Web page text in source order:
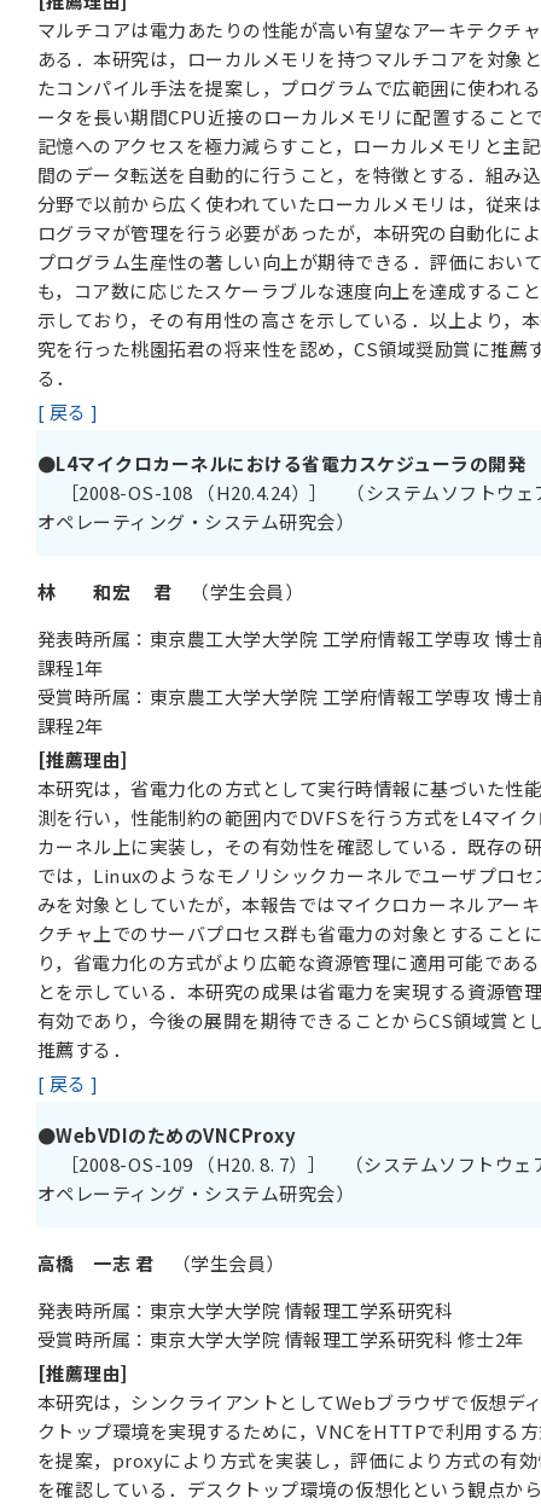
マルチコアは電力あたりの性能が高い有望なアーキテクチ
ある．本研究は，ローカルメモリを持つマルチコアを対象
たコンパイル手法を提案し，プログラムで広範囲に使われ
ータを長い期間CPU近接のローカルメモリに配置すること
記憶へのアクセスを極力減らすこと，ローカルメモリと主
間のデータ転送を自動的に行うこと，を特徴とする．組み
分野で以前から広く使われていたローカルメモリは，従来
ログラマが管理を行う必要があったが，本研究の自動化に
プログラム生産性の著しい向上が期待できる．評価におい
も，コア数に応じたスケーラブルな速度向上を達成するこ
示しており，その有用性の高さを示している．以上より，
究を行った桃園拓君の将来性を認め，CS領域奨励賞に推薦
る．
[ 戻る ]
●L4マイクロカーネルにおける省電力スケジューラの開発
［2008-OS-108 （H20.4.24）］ （システムソフトウェ
オペレーティング・システム研究会）
林 和宏 君 （学生会員）
発表時所属：東京農工大学大学院 工学府情報工学専攻 博士
課程1年
受賞時所属：東京農工大学大学院 工学府情報工学専攻 博士
課程2年
[推薦理由]
本研究は，省電力化の方式として実行時情報に基づいた性
測を行い，性能制約の範囲内でDVFSを行う方式をL4マイ
カーネル上に実装し，その有効性を確認している．既存の
では，Linuxのようなモノリシックカーネルでユーザプロセ
みを対象としていたが，本報告ではマイクロカーネルアー
クチャ上でのサーバプロセス群も省電力の対象とすること
り，省電力化の方式がより広範な資源管理に適用可能であ
とを示している．本研究の成果は省電力を実現する資源管
有効であり，今後の展開を期待できることからCS領域賞と
推薦する．
[ 戻る ]
●WebVDIのためのVNCProxy
［2008-OS-109 （H20. 8. 7）］ （システムソフトウェ
オペレーティング・システム研究会）
高橋 一志 君 （学生会員）
発表時所属：東京大学大学院 情報理工学系研究科
受賞時所属：東京大学大学院 情報理工学系研究科 修士2年
[推薦理由]
本研究は，シンクライアントとしてWebブラウザで仮想デ
クトップ環境を実現するために，VNCをHTTPで利用する
を提案，proxyにより方式を実装し，評価により方式の有
を確認している．デスクトップ環境の仮想化という観点か